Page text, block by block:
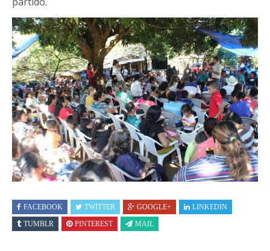
FACEBOOK TWITTER GOOGLE+
LINKEDIN
TUMBLR
PINTEREST MAIL